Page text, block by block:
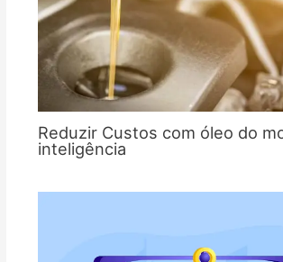
Reduzir Custos com óleo do
inteligência